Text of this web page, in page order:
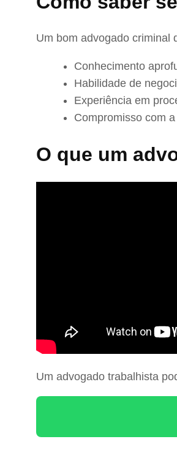
Um bom advogado criminal
Conhecimento
Habilidade de
Experiência em
Compromisso com
O que um
Um advogado trabalhista